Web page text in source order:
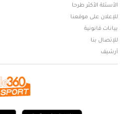
الأسئلة الأكثر طرحا
للإعلان على موقعنا
بيانات قانونية
للإتصال بنا
أرشيف